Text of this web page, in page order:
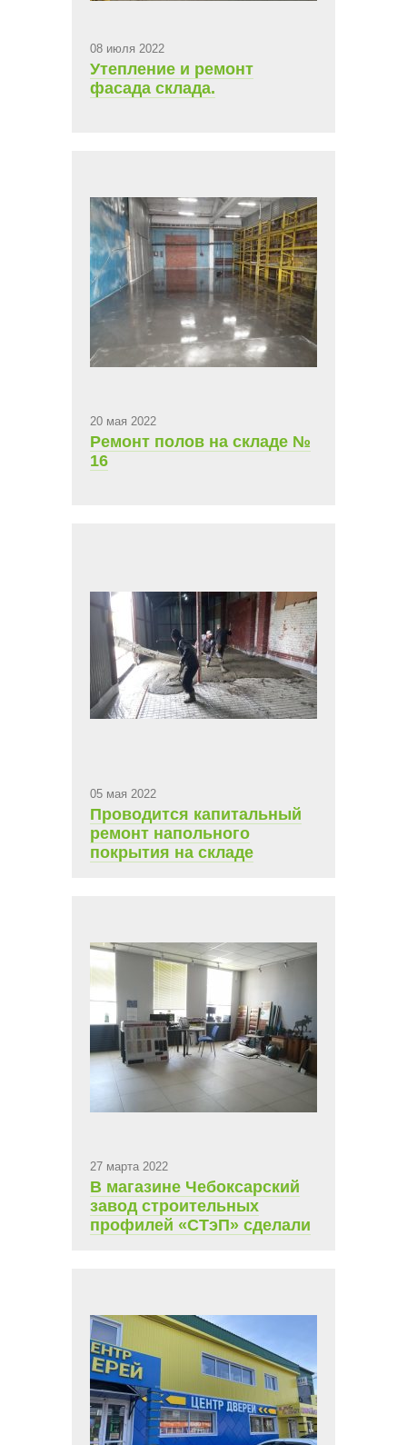
08 июля 2022
Утепление и ремонт
фасада склада.
20 мая 2022
Ремонт полов на складе №
16
05 мая 2022
Проводится капитальный
ремонт напольного
покрытия на складе
27 марта 2022
В магазине Чебоксарский
завод строительных
профилей «СТэП» сделали